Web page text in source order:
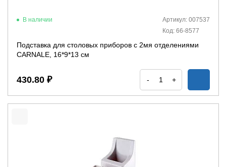
В наличии
Артикул: 007537
Код: 66-8577
Подставка для столовых приборов с 2мя отделениями
CARNALE, 16*9*13 см
430.80 ₽ - +